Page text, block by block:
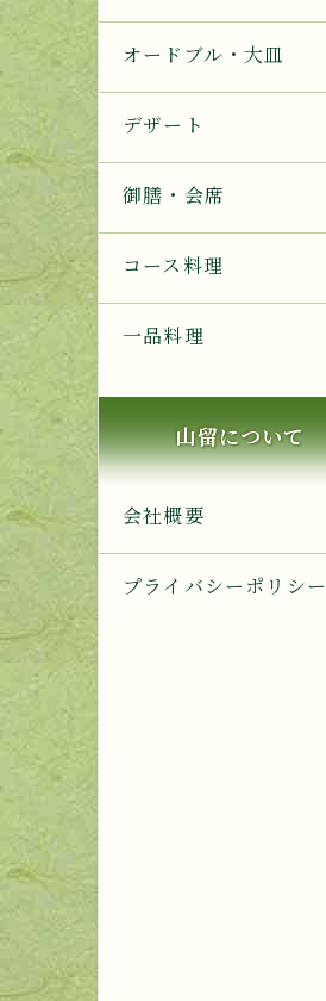
オードブル・大皿
デザート
御膳・会席
コース料理
一品料理
山留について
会社概要
プライバシーポリシー